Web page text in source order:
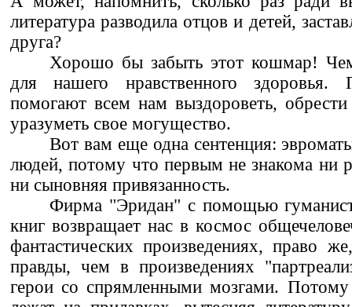
литература разводила отцов и детей,
друга?
Хорошо бы забыть этот кошмар!
для нашего нравственного здоровья.
помогают всем нам выздороветь, обрести
уразуметь свое могущество.
Вот вам еще одна сентенция:
людей, потому что первым не знакома ни
ни сыновняя привязанность.
Фирма "Эридан" с помощью
книг возвращает нас в космос
фантастических произведениях, право
правды, чем в произведениях
герои со спрямленными мозгами.